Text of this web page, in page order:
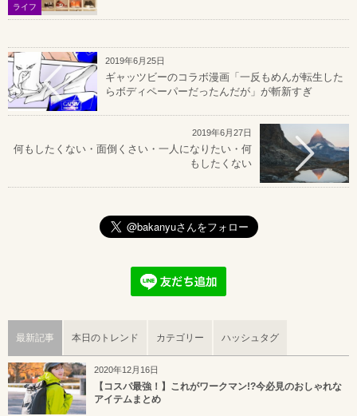
ライフ
2019年6月25日
ギャッツビーのコラボ漫画「一反もめんが転生した
らボディペーパーだったんだが」が斬新すぎ
2019年6月27日
何もしたくない・面倒くさい・一人になりたい・何
もしたくない
最新記事 本日のトレンド カテゴリー ハッシュタグ
2020年12月16日
【コスパ最強！】これがワークマン!?今必見のおしゃれな
アイテムまとめ